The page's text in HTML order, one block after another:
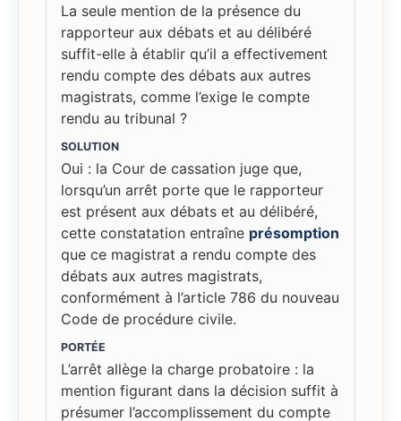
La seule mention de la présence du
rapporteur aux débats et au délibéré
suffit-elle à établir qu’il a effectivement
rendu compte des débats aux autres
magistrats, comme l’exige le compte
rendu au tribunal ?
SOLUTION
Oui : la Cour de cassation juge que,
lorsqu’un arrêt porte que le rapporteur
est présent aux débats et au délibéré,
cette constatation entraîne présomption
que ce magistrat a rendu compte des
débats aux autres magistrats,
conformément à l’article 786 du nouveau
Code de procédure civile.
PORTÉE
L’arrêt allège la charge probatoire : la
mention figurant dans la décision suffit à
présumer l’accomplissement du compte